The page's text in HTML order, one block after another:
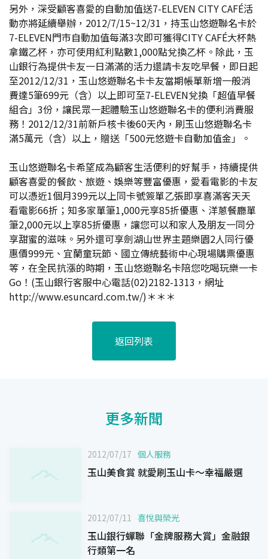
另外，深受顧客喜愛的自動加值送7-ELEVEN CITY CAFÉ活
動亦將延續舉辦，2012/7/15~12/31，持玉山悠遊聯名卡於
7-ELEVEN門市自動加值每滿3次即可獲得CITY CAFÉ大杯熱
拿鐵乙杯，亦可使用紅利點數1,000點兌換乙杯。除此，玉
山銀行為提供卡友一日滿滿的活力還請卡友吃早餐，即日起
至2012/12/31，玉山悠遊聯名卡卡友當期帳單新增一般消
費達5筆699元（含）以上即可至7-ELEVEN兌換「超值早餐
組合」3份，讓民眾一起體驗玉山悠遊聯名卡的便利消費服
務！2012/12/31前新戶核卡後60天內，刷玉山悠遊聯名卡
滿5萬元（含）以上，贈送「500元悠遊卡自動加值金」。
玉山悠遊聯名卡希望成為顧客生活便利的好幫手，持續提供
顧客喜愛的餐飲、旅遊、娛樂等豐富優惠，愛看電影的卡友
可以憑近1個月399元以上同卡號簽單乙張即享喜滿客天天
看電影66折；知多家單筆1,000元享85折優惠、洋蔥餐廳單
筆2,000元以上享85折優惠，讓您可以和家人及朋友一同分
享甜蜜的滋味。另外還可享劍湖山世界主題樂園2人同行優
惠價999元、宜蘭童玩節、國立傳統藝術中心現場購票優惠
等，在全民抗漲的時期，玉山悠遊聯名卡陪您吃喝玩樂一卡
Go！(玉山銀行客服中心電話(02)2182-1313，網址
http://www.esuncard.com.tw/)＊＊＊
返回列表
更多新聞
2012/07/17 個人服務
玉山美食賞 就愛刷玉山卡～幸福嚴選
2012/07/11 喜悅與榮光
玉山銀行蟬聯「金牌服務大賞」金融銀
行類第一名